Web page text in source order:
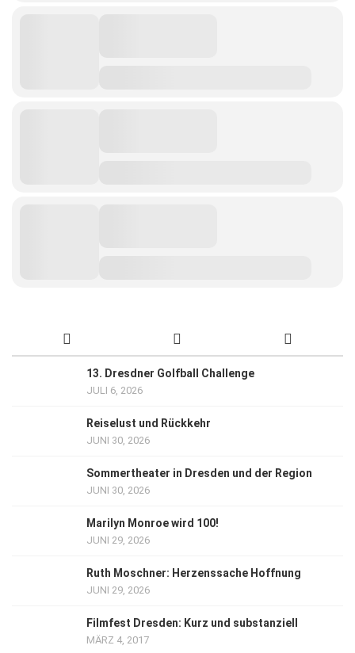
13. Dresdner Golfball Challenge
JULI 6, 2026
Reiselust und Rückkehr
JUNI 30, 2026
Sommertheater in Dresden und der Region
JUNI 30, 2026
Marilyn Monroe wird 100!
JUNI 29, 2026
Ruth Moschner: Herzenssache Hoffnung
JUNI 29, 2026
Filmfest Dresden: Kurz und substanziell
MÄRZ 4, 2017